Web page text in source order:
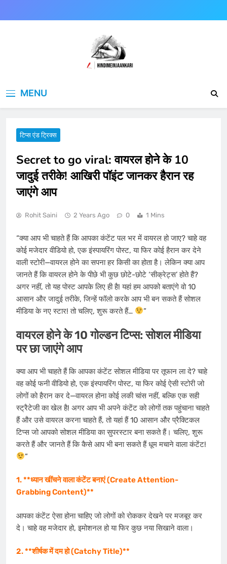
to
MENU
टिप्स एंड ट्रिक्स
Secret to go viral: वायरल होने के 10
जादुई तरीके! आखिरी पॉइंट जानकर हैरान रह
जाएंगे आप
Rohit Saini 2 Years Ago 0 1 Mins
“क्या आप भी चाहते हैं कि आपका कंटेंट पल भर में वायरल हो जाए? चाहे वह
कोई मजेदार वीडियो हो, एक इंस्पायरिंग पोस्ट, या फिर कोई हैरान कर देने
वाली स्टोरी—वायरल होने का सपना हर किसी का होता है। लेकिन क्या आप
जानते हैं कि वायरल होने के पीछे भी कुछ छोटे-छोटे ‘सीक्रेट्स’ होते हैं?
अगर नहीं, तो यह पोस्ट आपके लिए ही है! यहां हम आपको बताएंगे वो 10
आसान और जादुई तरीके, जिन्हें फॉलो करके आप भी बन सकते हैं सोशल
मीडिया के नए स्टार! तो चलिए, शुरू करते हैं…
”
वायरल होने के 10 गोल्डन टिप्स: सोशल मीडिया
पर छा जाएंगे आप
क्या आप भी चाहते हैं कि आपका कंटेंट सोशल मीडिया पर तूफान ला दे? चाहे
वह कोई फनी वीडियो हो, एक इंस्पायरिंग पोस्ट, या फिर कोई ऐसी स्टोरी जो
लोगों को हैरान कर दे—वायरल होना कोई लकी चांस नहीं, बल्कि एक सही
स्ट्रैटेजी का खेल है! अगर आप भी अपने कंटेंट को लोगों तक पहुंचाना चाहते
हैं और उसे वायरल करना चाहते हैं, तो यहां हैं 10 आसान और प्रैक्टिकल
टिप्स जो आपको सोशल मीडिया का सुपरस्टार बना सकते हैं। चलिए, शुरू
करते हैं और जानते हैं कि कैसे आप भी बना सकते हैं धूम मचाने वाला कंटेंट!
”
1. **ध्यान खींचने वाला कंटेंट बनाएं (Create Attention-
Grabbing Content)**
आपका कंटेंट ऐसा होना चाहिए जो लोगों को रोककर देखने पर मजबूर कर
दे। चाहे वह मजेदार हो, इमोशनल हो या फिर कुछ नया सिखाने वाला।
2. **शीर्षक में दम हो (Catchy Title)**